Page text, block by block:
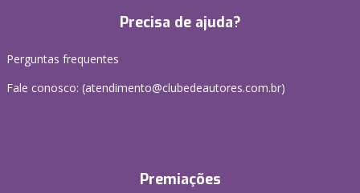
Precisa de ajuda?
Perguntas frequentes
Fale conosco: (atendimento@clubedeautores.com.br)
Premiações